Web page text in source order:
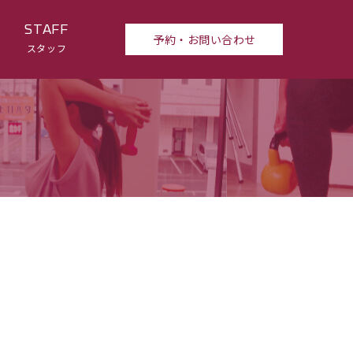
STAFF
スタッフ
予約・お問い合わせ